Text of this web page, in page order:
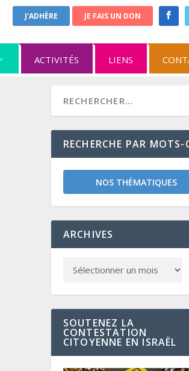
J'ADHÈRE JE FAIS UN DON
ACTIVITÉS LIENS
RECHERCHE PAR MOTS-
NOS THÉMATIQUES
ARCHIVES
SOUTENEZ LA
CONTESTATION
CITOYENNE EN ISRAËL